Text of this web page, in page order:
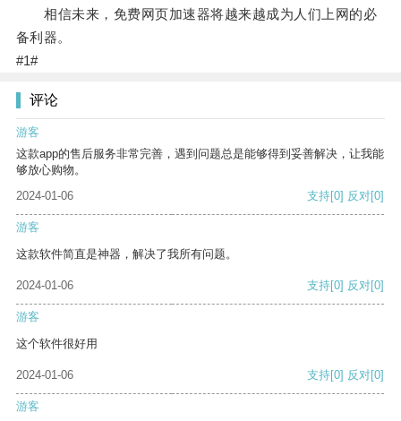
相信未来，免费网页加速器将越来越成为人们上网的必
备利器。
#1#
评论
游客
这款app的售后服务非常完善，遇到问题总是能够得到妥善解决，让我能
够放心购物。
2024-01-06
支持[0] 反对[0]
游客
这款软件简直是神器，解决了我所有问题。
2024-01-06 支持[0] 反对[0]
游客
这个软件很好用
2024-01-06 支持[0] 反对[0]
游客